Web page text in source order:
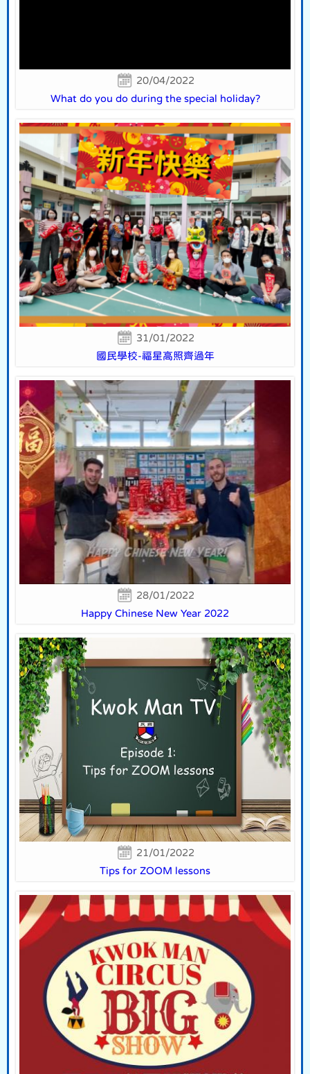
20/04/2022
What do you do during the special holiday?
31/01/2022
國民學校-福星高照齊過年
28/01/2022
Happy Chinese New Year 2022
21/01/2022
Tips for ZOOM lessons